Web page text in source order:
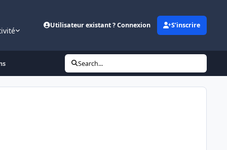
Utilisateur existant ? Connexion S’inscrire
Search...